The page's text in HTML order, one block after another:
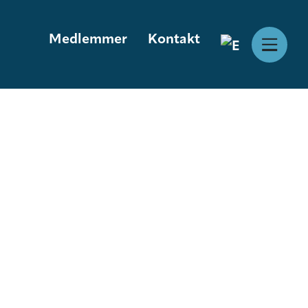
Medlemmer Kontakt